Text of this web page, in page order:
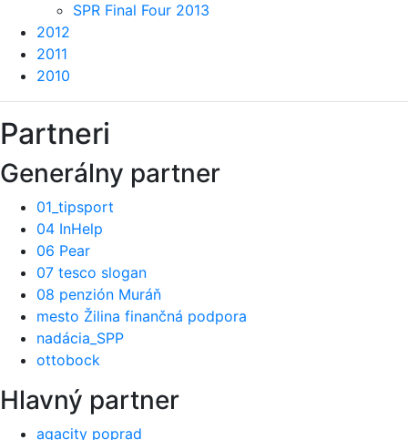
SPR Final Four 2013
2012
2011
2010
Partneri
Generálny partner
01_tipsport
04 InHelp
06 Pear
07 tesco slogan
08 penzión Muráň
mesto Žilina finančná podpora
nadácia_SPP
ottobock
Hlavný partner
aqacity poprad